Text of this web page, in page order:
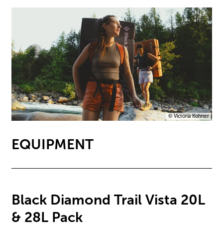
© Victoria Kohner
EQUIPMENT
Black Diamond Trail Vista 20L
& 28L Pack